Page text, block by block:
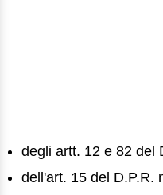
degli artt. 12 e 82 del
dell'art. 15 del D.P.R.